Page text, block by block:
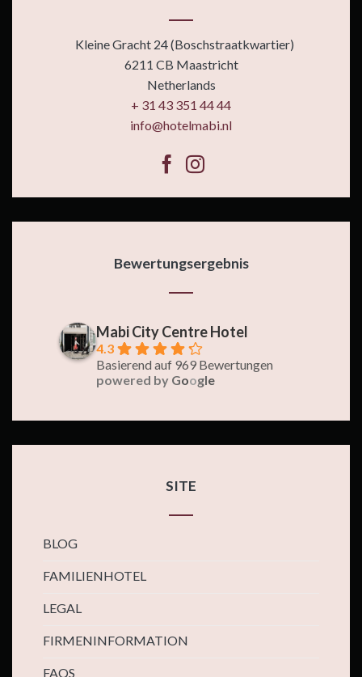
Kleine Gracht 24 (Boschstraatkwartier)
6211 CB Maastricht
Netherlands
+ 31 43 351 44 44
info@hotelmabi.nl
Bewertungsergebnis
Mabi City Centre Hotel
4.3
Basierend auf 969 Bewertungen
powered by Google
SITE
BLOG
FAMILIENHOTEL
LEGAL
FIRMENINFORMATION
FAQS